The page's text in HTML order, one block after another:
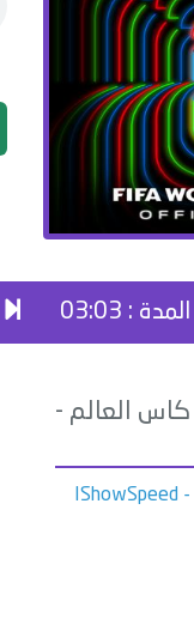
المدة : 03:03
كاس العالم -